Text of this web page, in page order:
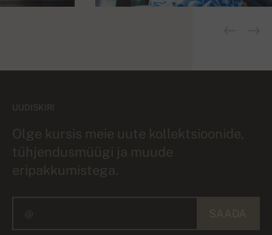
UUDISKIRI
Olge kursis meie uute kollektsioonide,
tühjendusmüügi ja muude
eripakkumistega.